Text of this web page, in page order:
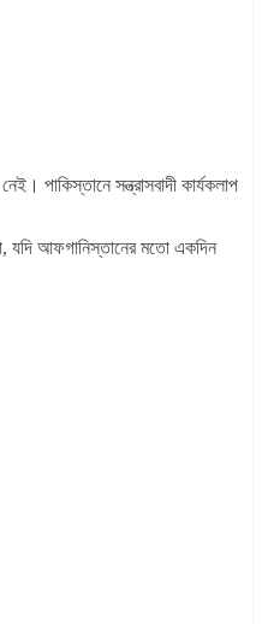
পাকিস্তানে সন্ত্রাসবাদী কার্যকলাপ
আফগানিস্তানের মতো একদিন